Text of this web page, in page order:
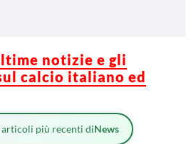
notizie e gli
calcio italiano ed
articoli più recenti diNews